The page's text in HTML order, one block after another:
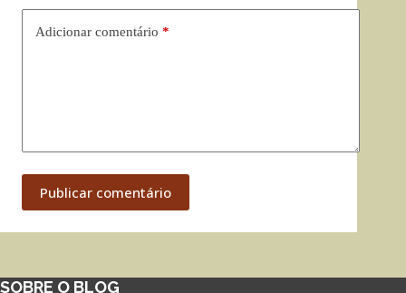
Adicionar comentário *
Publicar comentário
SOBRE O BLOG